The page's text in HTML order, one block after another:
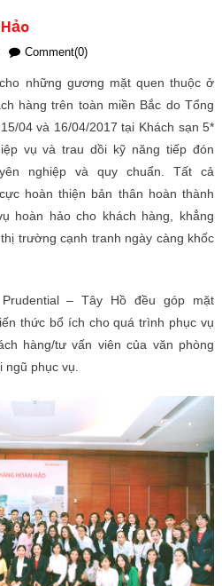
Comment(0)
những gương mặt quen thuộc ở
hàng trên toàn miền Bắc do Tổng
04 và 16/04/2017 tại Khách sạn 5*
vụ và trau dồi kỹ năng tiếp đón
nghiệp và quy chuẩn. Tất cả
hoàn thiện bản thân hoàn thành
hoàn hảo cho khách hàng, khẳng
trường cạnh tranh ngày càng khốc
– Tây Hồ đều góp mặt
thức bổ ích cho quá trình phục vụ
hàng/tư vấn viên của văn phòng
phục vụ.